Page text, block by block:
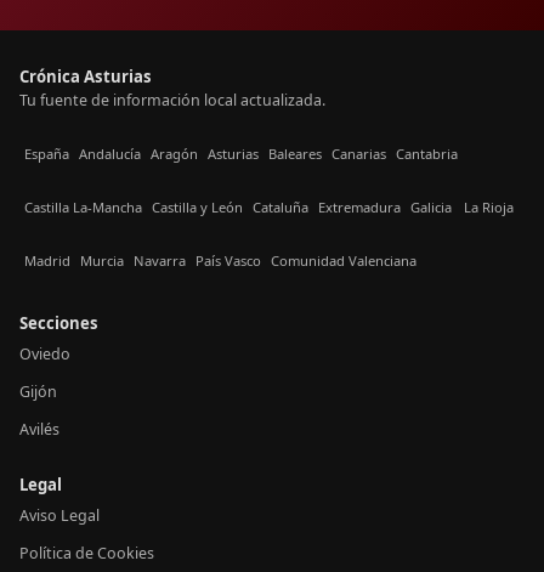
Crónica Asturias
Tu fuente de información local actualizada.
España Andalucía Aragón Asturias Baleares Canarias Cantabria
Castilla La-Mancha Castilla y León Cataluña Extremadura Galicia La Rioja
Madrid Murcia Navarra País Vasco Comunidad Valenciana
Secciones
Oviedo
Gijón
Avilés
Legal
Aviso Legal
Política de Cookies